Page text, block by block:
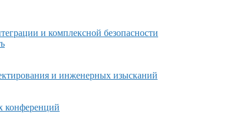
и комплексной безопасности
и инженерных изысканий
конференций